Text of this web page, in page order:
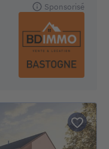
Sponsorisé